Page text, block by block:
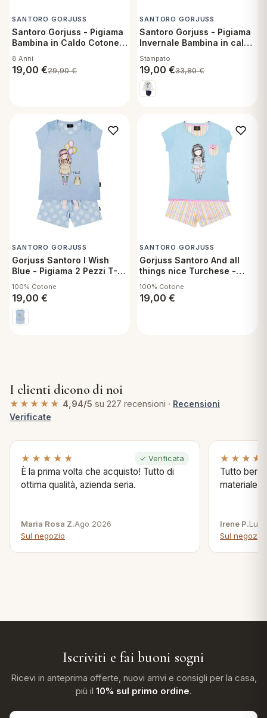
SANTORO GORJUSS
Santoro Gorjuss - Pigiama
Bambina in Caldo Cotone
8 Anni
19,00 €29,90€
SANTORO GORJUSS
Santoro Gorjuss - Pigiama
Invernale Bambina in caldo
Melange Grey 4 anni
Stampato
19,00 €33,80€
SANTORO GORJUSS
Gorjuss Santoro I Wish
Blue - Pigiama 2 Pezzi T-
Bambina 6 Anni
100% Cotone
19,00 €
SANTORO GORJUSS
Gorjuss Santoro And all
things nice Turchese -
Pantaloncino Bambina 6
Anni
100% Cotone
19,00 €
I clienti dicono di noi
★★★★★ 4,94/5 su 227 recensioni · Recensioni
Verificate
★★★★★ ✓ Verificata
È la prima volta che acquisto! Tutto di
ottima qualità, azienda seria.
Maria Rosa Z.Ago 2026
Sul negozio
Tutto bene
materiale .
Irene P.Lug
Sul negozio
Iscriviti e fai buoni sogni
Ricevi in anteprima offerte, nuovi arrivi e consigli per la casa,
più il 10% sul primo ordine.